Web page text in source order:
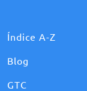
Índice A-Z
Blog
GTC